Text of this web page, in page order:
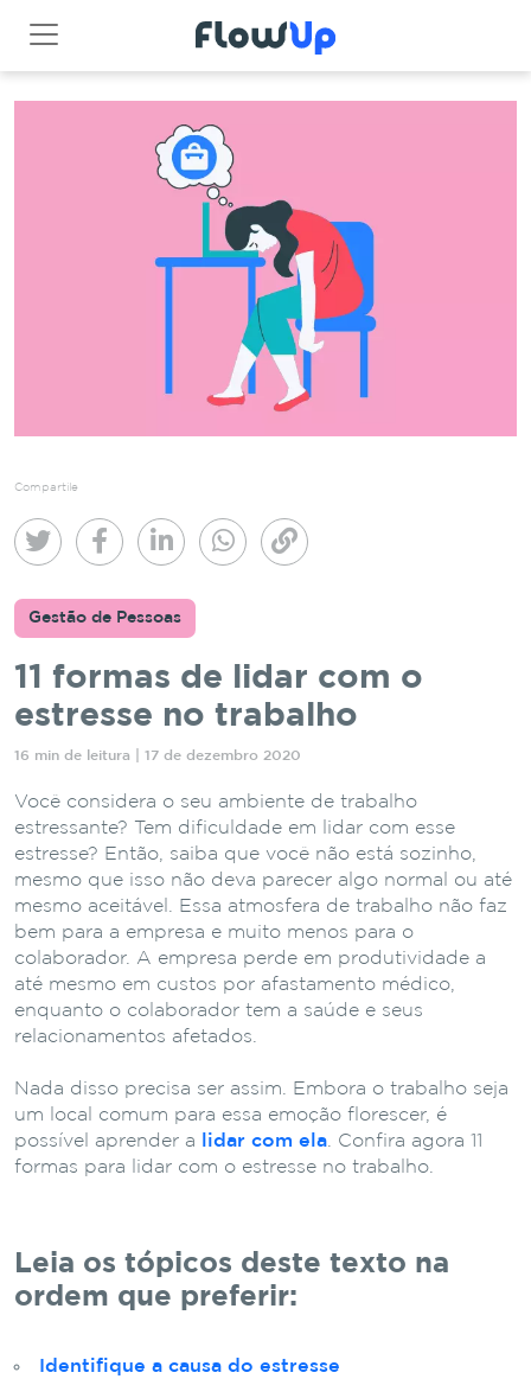
Compartile
Gestão de Pessoas
11 formas de lidar com o
estresse no trabalho
16 min de leitura | 17 de dezembro 2020
Você considera o seu ambiente de trabalho
estressante? Tem dificuldade em lidar com esse
estresse? Então, saiba que você não está sozinho,
mesmo que isso não deva parecer algo normal ou até
mesmo aceitável. Essa atmosfera de trabalho não faz
bem para a empresa e muito menos para o
colaborador. A empresa perde em produtividade a
até mesmo em custos por afastamento médico,
enquanto o colaborador tem a saúde e seus
relacionamentos afetados.
Nada disso precisa ser assim. Embora o trabalho seja
um local comum para essa emoção florescer, é
possível aprender a
lidar com ela . Confira agora 11
formas para lidar com o estresse no trabalho.
Leia os tópicos deste texto na
ordem que preferir:
Identifique a causa do estresse